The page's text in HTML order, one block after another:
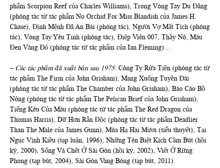
phẩm Scorpion Reef của Charles Williams), Trong Vòng Tay Du Đãng
(phóng tác từ tác phẩm No Orchid For Miss Blandish của James H.
Chase), Định Mệnh Đã An Bài (phóng tác), Người Vợ Mất Tích (phóng
tác), Vòng Tay Yêu Tinh (phóng tác), Điệp Viên 007, Thầy Nô, Máu
Đen Vàng Đỏ (phóng tác từ tác phẩm của Ian Fleming)…
– Các tác phẩm đã xuất bản sau 1975: Công Ty Rửa Tiền (phóng tác từ
tác phẩm The Firm của John Grisham), Mang Xuống Tuyền Đài
(phóng tác từ tác phẩm The Chamber của John Grisham), Báo Cáo Bồ
Nông (phóng tác từ tác phẩm The Pelican Brief của John Grisham),
Tiếng Kêu Của Máu (phóng tác từ tác phẩm The Red Dragon của
Thomas Harris), Dữ Hơn Rắn Độc (phóng tác từ tác phẩm Deadlier
Than The Male của James Gunn), Mùa Hạ Hai Mươi (tiểu thuyết), Tại
Ngục Vịnh Kiều (tạp luận, 1996), Những Tên Biệt Kích Cầm Bút (hồi
ký, 2000), Sống Và Chết Ở Sài Gòn (hồi ký, 2002), Viết Ở Rừng
Phong (tạp bút, 2004), Sài Gòn Vang Bóng (tạp bút, 2011).